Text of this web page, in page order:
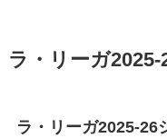
ラ・リーガ
ラ・リーガ2025-26